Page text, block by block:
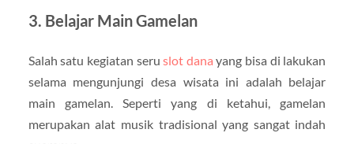
3. Belajar Main Gamelan
Salah satu kegiatan seruslot dana yang bisa di lakukan
selama mengunjungi desa wisata ini adalah belajar
main gamelan. Seperti yang di ketahui, gamelan
merupakan alat musik tradisional yang sangat indah